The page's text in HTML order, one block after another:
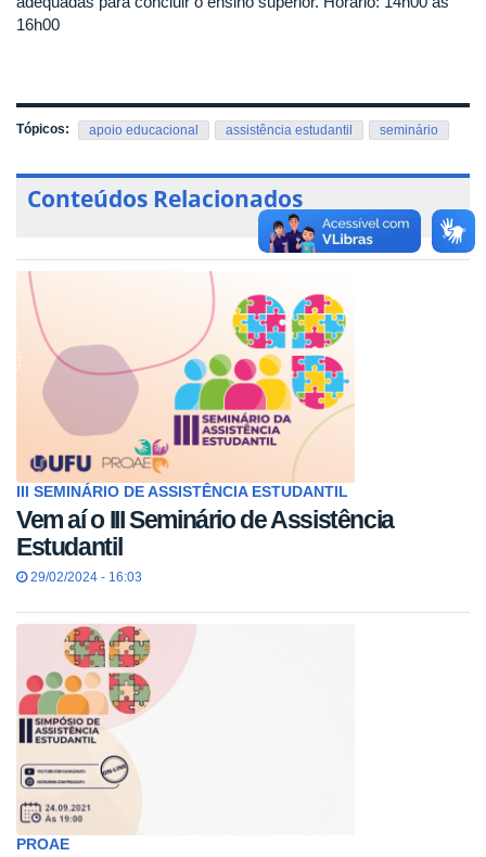
16h00
Tópicos: apoio educacional assistência estudantil seminário
Conteúdos Relacionados
III SEMINÁRIO DE ASSISTÊNCIA ESTUDANTIL
Vem aí o III Seminário de Assistência
Estudantil
29/02/2024 - 16:03
PROAE